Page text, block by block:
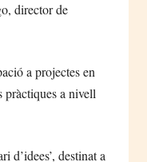
director de
a projectes en
pràctiques a nivell
d’idees’, destinat a